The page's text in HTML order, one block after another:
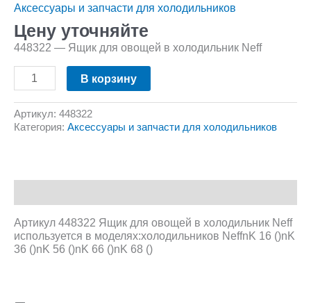
Аксессуары и запчасти для холодильников
Цену уточняйте
448322 — Ящик для овощей в холодильник Neff
В корзину
Артикул: 448322
Категория: Аксессуары и запчасти для холодильников
Артикул 448322 Ящик для овощей в холодильник Neff
используется в моделях:холодильников NeffnK 16 ()nK
36 ()nK 56 ()nK 66 ()nK 68 ()